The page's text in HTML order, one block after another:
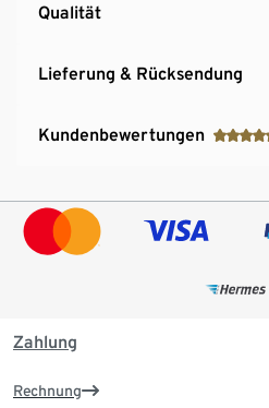
Qualität
Lieferung & Rücksendung
Kundenbewertungen
Zahlung
Rechnung